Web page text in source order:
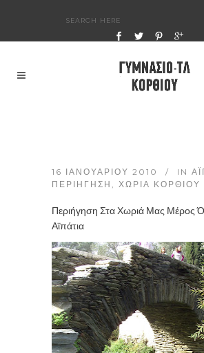
16 ΙΑΝΟΥΑΡΊΟΥ 2010 IN
ΠΕΡΙΉΓΗΣΗ , ΧΩΡΙΆ ΚΟΡΘΊΟΥ
Περιήγηση Στα Χωριά Μας Μέρος
Αϊπάτια